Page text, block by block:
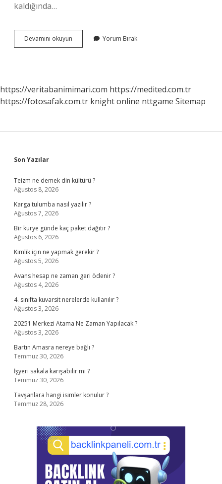
kaldığında…
Devamını okuyun
Gümüş
Yorum Bırak
https://veritabanimimari.com https://medited.com.tr
https://fotosafak.com.tr knight online nttgame Sitemap
Sidebar
Son Yazılar
Teizm ne demek din kültürü ?
Ağustos 8, 2026
Karga tulumba nasıl yazılır ?
Ağustos 7, 2026
Bir kurye günde kaç paket dağıtır ?
Ağustos 6, 2026
Kimlik için ne yapmak gerekir ?
Ağustos 5, 2026
Avans hesap ne zaman geri ödenir ?
Ağustos 4, 2026
4. sınıfta kuvarsit nerelerde kullanılır ?
Ağustos 3, 2026
20251 Merkezi Atama Ne Zaman Yapılacak ?
Ağustos 3, 2026
Bartın Amasra nereye bağlı ?
Temmuz 30, 2026
İşyeri sakala karışabilir mi ?
Temmuz 30, 2026
Tavşanlara hangi isimler konulur ?
Temmuz 28, 2026